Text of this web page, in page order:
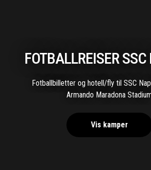
FOTBALLREISER
Fotballbilletter og hotell/fly til SSC
Armando Maradona
Vis kamper